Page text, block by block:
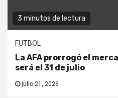
3 minutos de lectura
FUTBOL
La AFA prorrogó el
será el 31 de julio
julio 21, 2026